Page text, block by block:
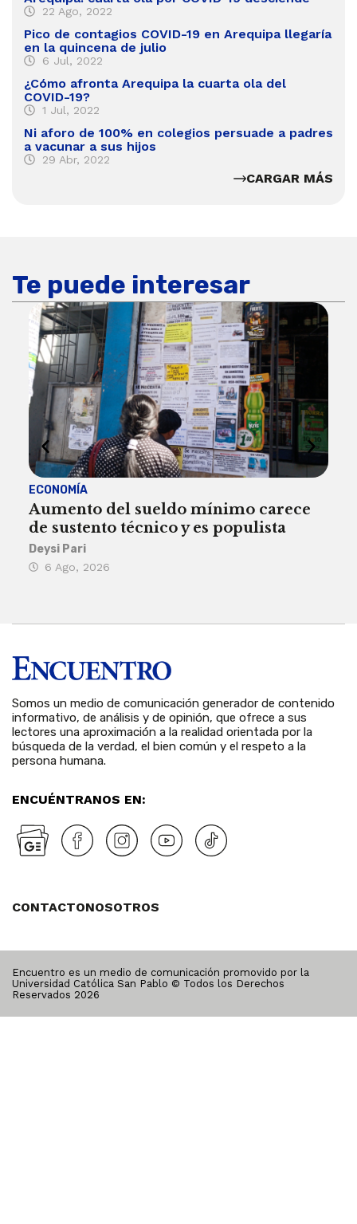
22 Ago, 2022
Pico de contagios COVID-19 en Arequipa llegaría
en la quincena de julio
6 Jul, 2022
¿Cómo afronta Arequipa la cuarta ola del
COVID-19?
1 Jul, 2022
Ni aforo de 100% en colegios persuade a padres
a vacunar a sus hijos
29 Abr, 2022
CARGAR MÁS
Te puede interesar
ECONOMÍA
Aumento del sueldo mínimo carece
de sustento técnico y es populista
Deysi Pari
6 Ago, 2026
Somos un medio de comunicación generador de contenido
informativo, de análisis y de opinión, que ofrece a sus
lectores una aproximación a la realidad orientada por la
búsqueda de la verdad, el bien común y el respeto a la
persona humana.
ENCUÉNTRANOS EN:
CONTACTONOSOTROS
Encuentro es un medio de comunicación promovido por la
Universidad Católica San Pablo © Todos los Derechos
Reservados 2026